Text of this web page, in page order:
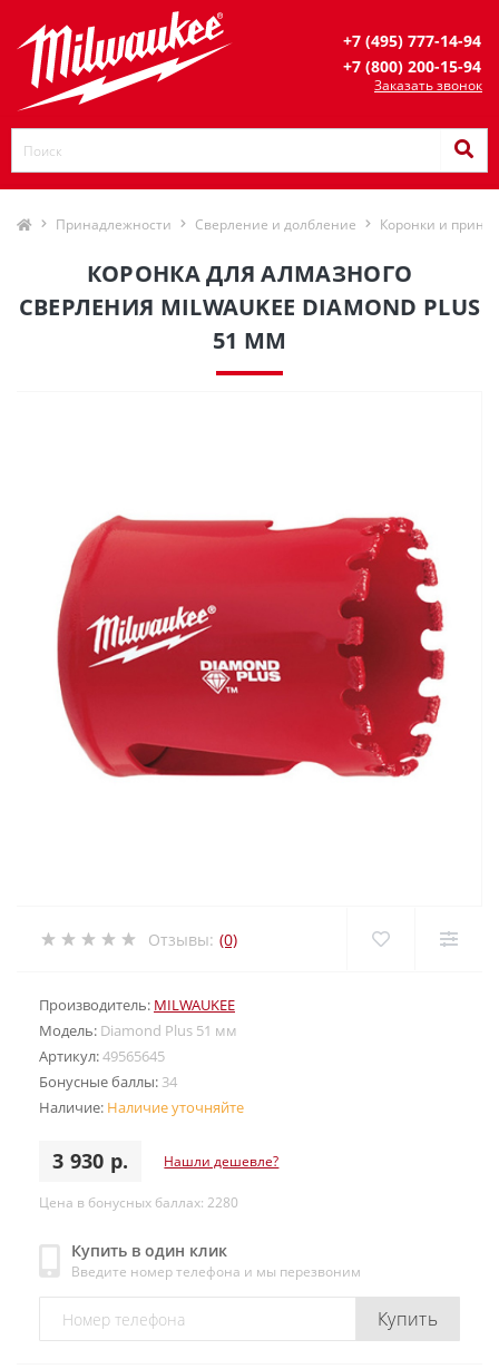
+7 (495) 777-14-94
+7 (800) 200-15-94
Заказать звонок
Принадлежности Сверление и долбление Коронки и
КОРОНКА ДЛЯ АЛМАЗНОГО
СВЕРЛЕНИЯ MILWAUKEE DIAMOND PLUS
51 ММ
Отзывы: (0)
Производитель: MILWAUKEE
Модель: Diamond Plus 51 мм
Артикул:49565645
Бонусные баллы: 34
Наличие: Наличие уточняйте
3 930 р. Нашли дешевле?
Цена в бонусных баллах: 2280
Купить в один клик
Введите номер телефона и мы перезвоним
Купить